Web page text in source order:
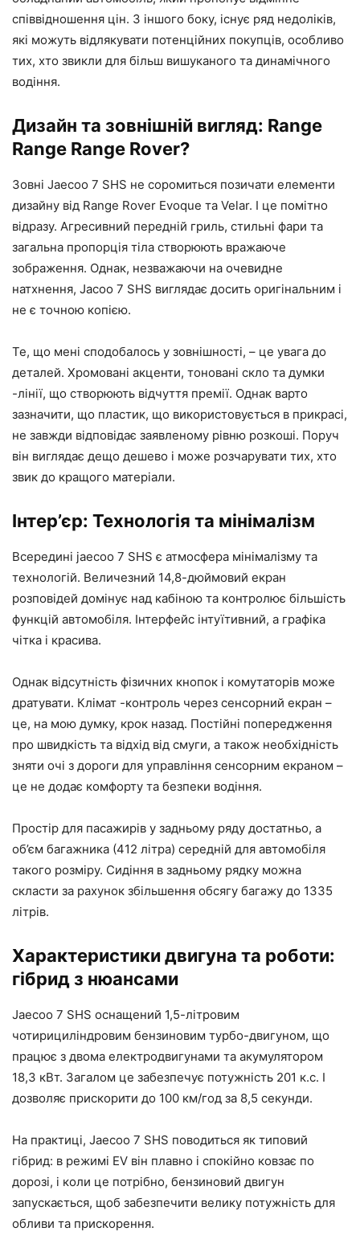
співвідношення цін. З іншого боку, існує ряд недоліків,
які можуть відлякувати потенційних покупців, особливо
тих, хто звикли для більш вишуканого та динамічного
водіння.
Дизайн та зовнішній вигляд: Range
Range Range Rover?
Зовні Jaecoo 7 SHS не соромиться позичати елементи
дизайну від Range Rover Evoque та Velar. І це помітно
відразу. Агресивний передній гриль, стильні фари та
загальна пропорція тіла створюють вражаюче
зображення. Однак, незважаючи на очевидне
натхнення, Jacoo 7 SHS виглядає досить оригінальним і
не є точною копією.
Те, що мені сподобалось у зовнішності, – це увага до
деталей. Хромовані акценти, тоновані скло та думки
-лінії, що створюють відчуття премії. Однак варто
зазначити, що пластик, що використовується в прикрасі,
не завжди відповідає заявленому рівню розкоші. Поруч
він виглядає дещо дешево і може розчарувати тих, хто
звик до кращого матеріали.
Інтер’єр: Технологія та мінімалізм
Всередині jaecoo 7 SHS є атмосфера мінімалізму та
технологій. Величезний 14,8-дюймовий екран
розповідей домінує над кабіною та контролює більшість
функцій автомобіля. Інтерфейс інтуїтивний, а графіка
чітка і красива.
Однак відсутність фізичних кнопок і комутаторів може
дратувати. Клімат -контроль через сенсорний екран –
це, на мою думку, крок назад. Постійні попередження
про швидкість та відхід від смуги, а також необхідність
зняти очі з дороги для управління сенсорним екраном –
це не додає комфорту та безпеки водіння.
Простір для пасажирів у задньому ряду достатньо, а
об’єм багажника (412 літра) середній для автомобіля
такого розміру. Сидіння в задньому рядку можна
скласти за рахунок збільшення обсягу багажу до 1335
літрів.
Характеристики двигуна та роботи:
гібрид з нюансами
Jaecoo 7 SHS оснащений 1,5-літровим
чотирициліндровим бензиновим турбо-двигуном, що
працює з двома електродвигунами та акумулятором
18,3 кВт. Загалом це забезпечує потужність 201 к.с. І
дозволяє прискорити до 100 км/год за 8,5 секунди.
На практиці, Jaecoo 7 SHS поводиться як типовий
гібрид: в режимі EV він плавно і спокійно ковзає по
дорозі, і коли це потрібно, бензиновий двигун
запускається, щоб забезпечити велику потужність для
обливи та прискорення.